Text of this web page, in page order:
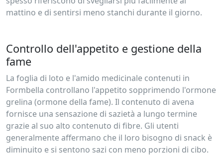
mattino e di sentirsi meno stanchi durante il giorno.
Controllo dell'appetito e gestione della
fame
La foglia di loto e l'amido medicinale contenuti in
Formbella controllano l'appetito sopprimendo l'ormone
grelina (ormone della fame). Il contenuto di avena
fornisce una sensazione di sazietà a lungo termine
grazie al suo alto contenuto di fibre. Gli utenti
generalmente affermano che il loro bisogno di snack è
diminuito e si sentono sazi con meno porzioni di cibo.